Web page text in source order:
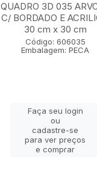
QUADRO 3D 035
C/ BORDADO E
30 cm x 30 cm
Código: 606035
Embalagem: PECA
Faça seu login
ou
cadastre-se
para ver preços
e comprar